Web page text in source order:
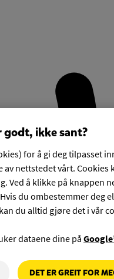
godt, ikke sant?
for å gi deg tilpasset
nettstedet vårt. Cookies
Ved å klikke på knappen
du ombestemmer deg
du alltid gjøre det i vår
dataene dine på
DET ER GREIT FOR